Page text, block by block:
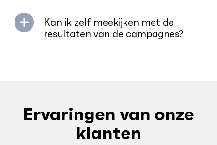
Kan ik zelf meekijken met de
resultaten van de campagnes?
Ervaringen van onze
klanten